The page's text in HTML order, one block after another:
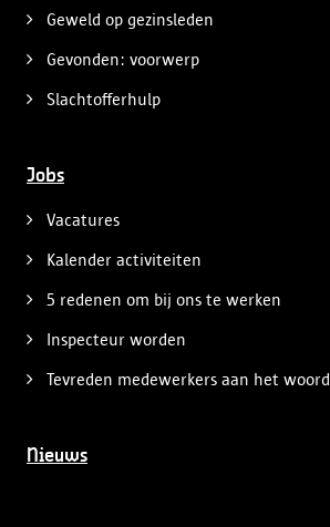
Geweld op gezinsleden
Gevonden: voorwerp
Slachtofferhulp
Jobs
Vacatures
Kalender activiteiten
5 redenen om bij ons te werken
Inspecteur worden
Tevreden medewerkers aan het woord
Nieuws